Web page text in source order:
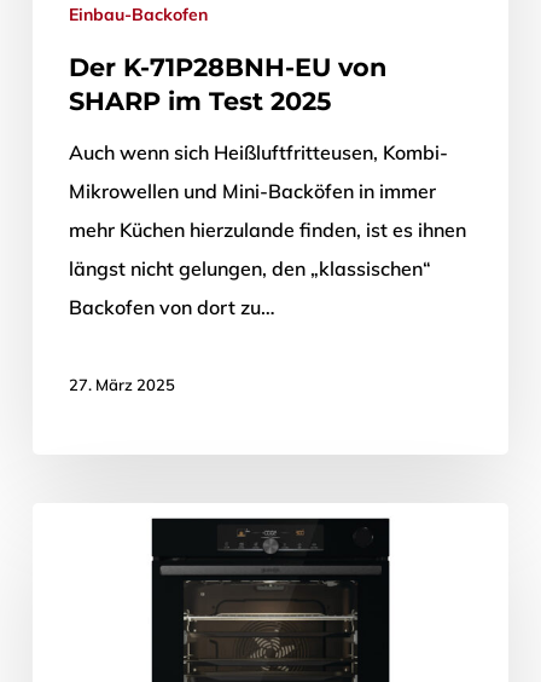
Einbau-Backofen
Der K-71P28BNH-EU von
SHARP im Test 2025
Auch wenn sich Heißluftfritteusen, Kombi-
Mikrowellen und Mini-Backöfen in immer
mehr Küchen hierzulande finden, ist es ihnen
längst nicht gelungen, den „klassischen“
Backofen von dort zu…
27. März 2025